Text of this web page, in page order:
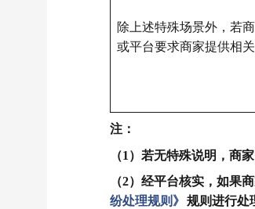
除上述特殊场景外，若
或平台要求商家提供相
注：
（1）若无特殊说明，商
（2）经平台核实，如果
纷处理规则》 规则进行处